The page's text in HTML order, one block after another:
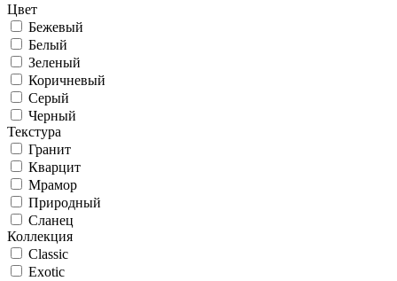
Цвет
Бежевый
Белый
Зеленый
Коричневый
Серый
Черный
Текстура
Гранит
Кварцит
Мрамор
Природный
Сланец
Коллекция
Classic
Exotic